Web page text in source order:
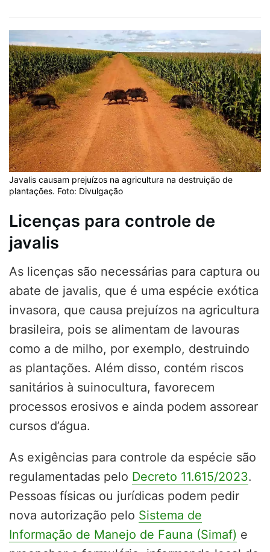
Javalis causam prejuízos na agricultura na destruição de
plantações. Foto: Divulgação
Licenças para controle de
javalis
As licenças são necessárias para captura ou
abate de javalis, que é uma espécie exótica
invasora, que causa prejuízos na agricultura
brasileira, pois se alimentam de lavouras
como a de milho, por exemplo, destruindo
as plantações. Além disso, contém riscos
sanitários à suinocultura, favorecem
processos erosivos e ainda podem assorear
cursos d’água.
As exigências para controle da espécie são
regulamentadas pelo Decreto 11.615/2023.
Pessoas físicas ou jurídicas podem pedir
nova autorização pelo Sistema de
Informação de Manejo de Fauna (Simaf) e